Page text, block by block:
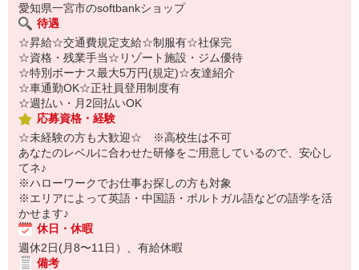
愛知県一宮市のsoftbankショップ
待遇
☆昇給☆交通費規定支給☆制服有☆社保完
☆資格・残業手当☆リゾート施設・ジム優待
☆特別ボーナス最大5万円(規定)☆友達紹介
☆車通勤OK☆正社員登用制度有
☆週払い・月2回払いOK
応募資格・経験
☆未経験の方も大歓迎☆ ※高校生は不可
あなたのレベルに合わせた研修をご用意しているので、安心し
てネ♪
※ハローワークでお仕事お探しの方も対象
※エリアによって英語・中国語・ポルトガル語などの語学を活
かせます♪
休日・休暇
週休2日(月8〜11日）、有給休暇
備考